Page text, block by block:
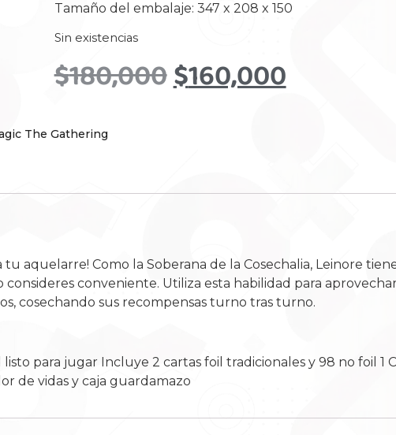
Tamaño del embalaje: 347 x 208 x 150
Sin existencias
$180,000$160,000
The Gathering
aquelarre! Como la Soberana de la Cosechalia, Leinore
conveniente. Utiliza esta habilidad para
cosechando sus recompensas turno tras turno.
para jugar Incluye 2 cartas foil tradicionales y 98 no foil 1
de vidas y caja guardamazo